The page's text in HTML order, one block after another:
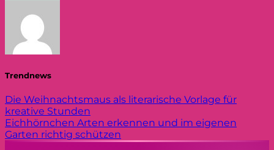
Trendnews
Die Weihnachtsmaus als literarische Vorlage für
kreative Stunden
Eichhörnchen Arten erkennen und im eigenen
Garten richtig schützen